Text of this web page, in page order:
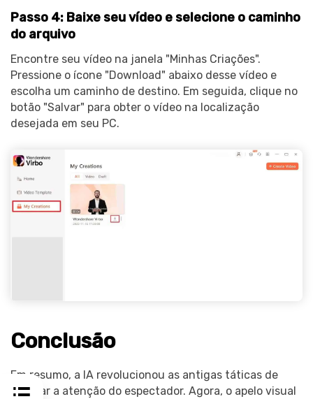
Passo 4: Baixe seu vídeo e selecione o caminho
do arquivo
Encontre seu vídeo na janela "Minhas Criações".
Pressione o ícone "Download" abaixo desse vídeo e
escolha um caminho de destino. Em seguida, clique no
botão "Salvar" para obter o vídeo na localização
desejada em seu PC.
Conclusão
Em resumo, a IA revolucionou as antigas táticas de
chamar a atenção do espectador. Agora, o apelo visual